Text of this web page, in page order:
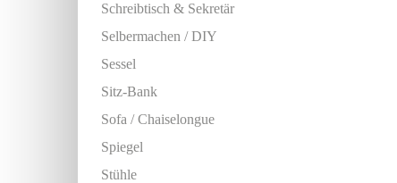
Schreibtisch & Sekretär
Selbermachen / DIY
Sessel
Sitz-Bank
Sofa / Chaiselongue
Spiegel
Stühle